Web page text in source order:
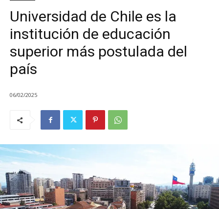
Universidad de Chile es la
institución de educación
superior más postulada del
país
06/02/2025